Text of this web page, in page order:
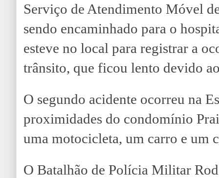
Serviço de Atendimento Móvel
sendo encaminhado para o
esteve no local para registrar a
trânsito, que ficou lento devido
O segundo acidente ocorreu na
proximidades do condomínio
uma motocicleta, um carro e um
O Batalhão de Polícia Militar